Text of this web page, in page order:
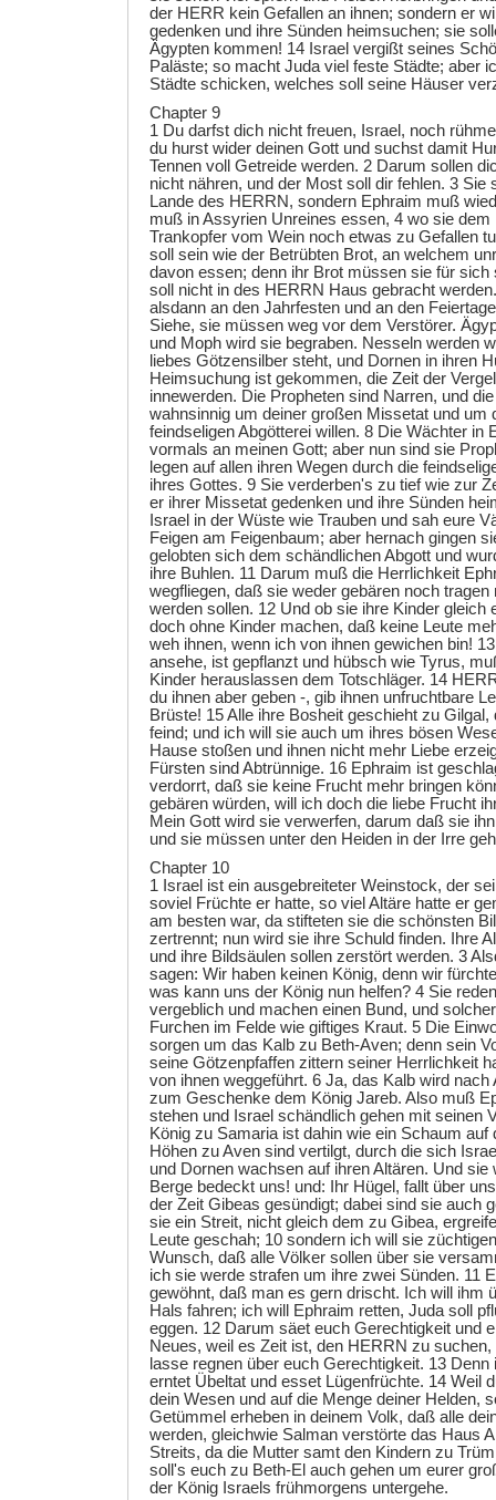
der HERR kein Gefallen an ihnen; sondern er
gedenken und ihre Sünden heimsuchen; sie
Ägypten kommen! 14 Israel vergißt seines
Paläste; so macht Juda viel feste Städte; aber
Städte schicken, welches soll seine Häuser
Chapter 9
1 Du darfst dich nicht freuen, Israel, noch
du hurst wider deinen Gott und suchst damit
Tennen voll Getreide werden. 2 Darum sollen
nicht nähren, und der Most soll dir fehlen. 3 Sie
Lande des HERRN, sondern Ephraim muß
muß in Assyrien Unreines essen, 4 wo sie
Trankopfer vom Wein noch etwas zu Gefallen
soll sein wie der Betrübten Brot, an welchem
davon essen; denn ihr Brot müssen sie für sich
soll nicht in des HERRN Haus gebracht
alsdann an den Jahrfesten und an den
Siehe, sie müssen weg vor dem Verstörer.
und Moph wird sie begraben. Nesseln werden
liebes Götzensilber steht, und Dornen in ihren
Heimsuchung ist gekommen, die Zeit der
innewerden. Die Propheten sind Narren, und
wahnsinnig um deiner großen Missetat und um
feindseligen Abgötterei willen. 8 Die Wächter in
vormals an meinen Gott; aber nun sind sie
legen auf allen ihren Wegen durch die
ihres Gottes. 9 Sie verderben's zu tief wie zur
er ihrer Missetat gedenken und ihre Sünden
Israel in der Wüste wie Trauben und sah eure
Feigen am Feigenbaum; aber hernach gingen
gelobten sich dem schändlichen Abgott und
ihre Buhlen. 11 Darum muß die Herrlichkeit
wegfliegen, daß sie weder gebären noch
werden sollen. 12 Und ob sie ihre Kinder gleich
doch ohne Kinder machen, daß keine Leute
weh ihnen, wenn ich von ihnen gewichen bin!
ansehe, ist gepflanzt und hübsch wie Tyrus,
Kinder herauslassen dem Totschläger. 14
du ihnen aber geben -, gib ihnen unfruchtbare
Brüste! 15 Alle ihre Bosheit geschieht zu
feind; und ich will sie auch um ihres bösen
Hause stoßen und ihnen nicht mehr Liebe
Fürsten sind Abtrünnige. 16 Ephraim ist
verdorrt, daß sie keine Frucht mehr bringen
gebären würden, will ich doch die liebe Frucht
Mein Gott wird sie verwerfen, darum daß sie
und sie müssen unter den Heiden in der Irre
Chapter 10
1 Israel ist ein ausgebreiteter Weinstock, der
soviel Früchte er hatte, so viel Altäre hatte er
am besten war, da stifteten sie die schönsten
zertrennt; nun wird sie ihre Schuld finden. Ihre
und ihre Bildsäulen sollen zerstört werden. 3
sagen: Wir haben keinen König, denn wir
was kann uns der König nun helfen? 4 Sie
vergeblich und machen einen Bund, und
Furchen im Felde wie giftiges Kraut. 5 Die
sorgen um das Kalb zu Beth-Aven; denn sein
seine Götzenpfaffen zittern seiner Herrlichkeit
von ihnen weggeführt. 6 Ja, das Kalb wird nach
zum Geschenke dem König Jareb. Also muß
stehen und Israel schändlich gehen mit seinen
König zu Samaria ist dahin wie ein Schaum auf
Höhen zu Aven sind vertilgt, durch die sich
und Dornen wachsen auf ihren Altären. Und sie
Berge bedeckt uns! und: Ihr Hügel, fallt über
der Zeit Gibeas gesündigt; dabei sind sie auch
sie ein Streit, nicht gleich dem zu Gibea,
Leute geschah; 10 sondern ich will sie
Wunsch, daß alle Völker sollen über sie
ich sie werde strafen um ihre zwei Sünden. 11
gewöhnt, daß man es gern drischt. Ich will ihm
Hals fahren; ich will Ephraim retten, Juda soll
eggen. 12 Darum säet euch Gerechtigkeit und
Neues, weil es Zeit ist, den HERRN zu
lasse regnen über euch Gerechtigkeit. 13
erntet Übeltat und esset Lügenfrüchte. 14 Weil
dein Wesen und auf die Menge deiner Helden,
Getümmel erheben in deinem Volk, daß alle
werden, gleichwie Salman verstörte das Haus
Streits, da die Mutter samt den Kindern zu
soll's euch zu Beth-El auch gehen um eurer
der König Israels frühmorgens untergehe.